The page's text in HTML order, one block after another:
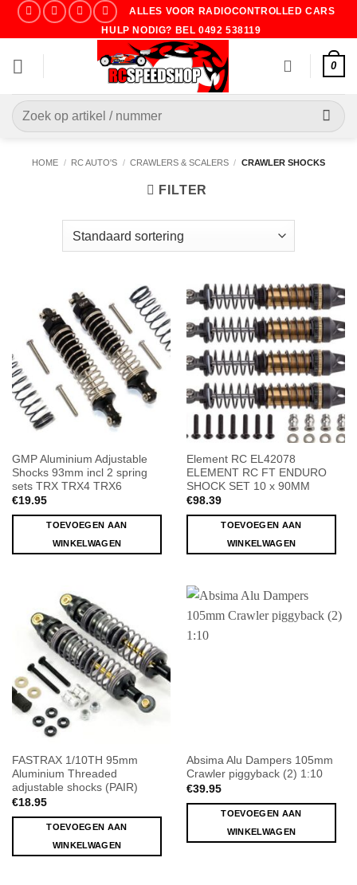
ALLES VOOR RADIOCONTROLLED CARS
HULP NODIG? BEL 0492 538119
0
Zoeken
naar:
HOME / RC AUTO'S / CRAWLERS & SCALERS / CRAWLER SHOCKS
FILTER
GMP Aluminium Adjustable
Shocks 93mm incl 2 spring
sets TRX TRX4 TRX6
€19.95
TOEVOEGEN AAN
WINKELWAGEN
Element RC EL42078
ELEMENT RC FT ENDURO
SHOCK SET 10 x 90MM
€98.39
TOEVOEGEN AAN
WINKELWAGEN
FASTRAX 1/10TH 95mm
Aluminium Threaded
adjustable shocks (PAIR)
€18.95
TOEVOEGEN AAN
WINKELWAGEN
Absima Alu Dampers 105mm
Crawler piggyback (2) 1:10
€39.95
TOEVOEGEN AAN
WINKELWAGEN